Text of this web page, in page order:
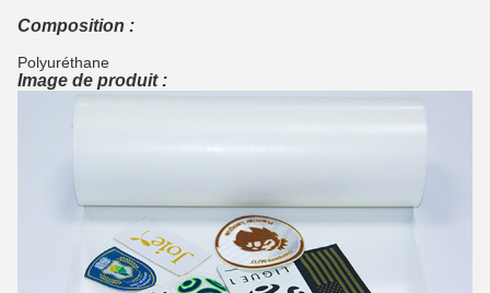
Composition :
Polyuréthane
Image de produit :